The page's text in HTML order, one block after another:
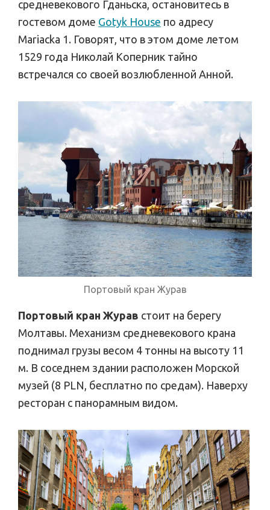
средневекового Гданьска, остановитесь в
гостевом доме Gotyk House по адресу
Mariacka 1. Говорят, что в этом доме летом
1529 года Николай Коперник тайно
встречался со своей возлюбленной Анной.
Портовый кран Журав
Портовый кран Журав стоит на берегу
Молтавы. Механизм средневекового крана
поднимал грузы весом 4 тонны на высоту 11
м. В соседнем здании расположен Морской
музей (8 PLN, бесплатно по средам). Наверху
ресторан с панорамным видом.